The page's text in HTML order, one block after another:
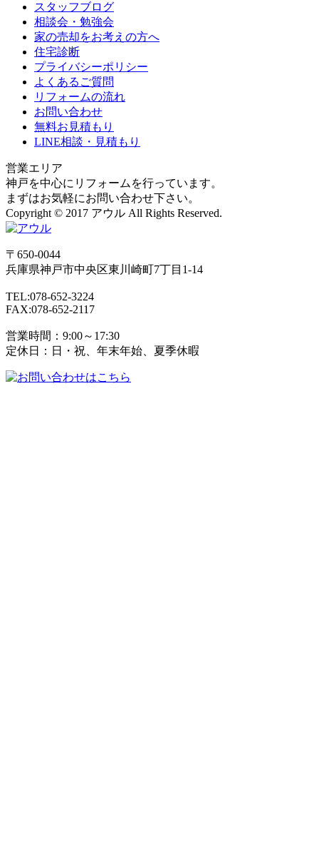
スタッフブログ
相談会・勉強会
家の売却をお考えの方へ
住宅診断
プライバシーポリシー
よくあるご質問
リフォームの流れ
お問い合わせ
無料お見積もり
LINE相談・見積もり
営業エリア
神戸を中心にリフォームを行っています。
まずはお気軽にお問い合わせ下さい。
Copyright © 2017 アウル All Rights Reserved.
〒650-0044
兵庫県神戸市中央区東川崎町7丁目1-14
TEL:078-652-3224
FAX:078-652-2117
営業時間：9:00～17:30
定休日：日・祝、年末年始、夏季休暇